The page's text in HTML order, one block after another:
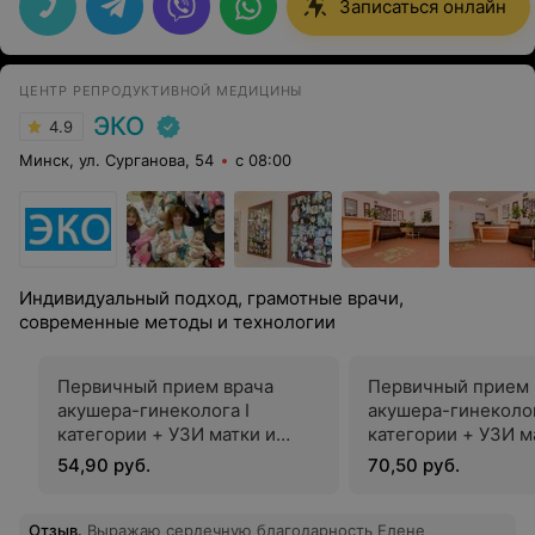
Записаться онлайн
ЦЕНТР РЕПРОДУКТИВНОЙ МЕДИЦИНЫ
4.9 ЭКО
Минск, ул. Сурганова, 54 с 08:00
Индивидуальный подход, грамотные врачи,
современные методы и технологии
Первичный прием врача
акушера-гинеколога I
категории + УЗИ матки и
придатков
54,90 руб.
Первичный прием
акушера-
категории + УЗИ
придатков
70,50 руб.
Отзыв. Выражаю сердечную благодарность Елене